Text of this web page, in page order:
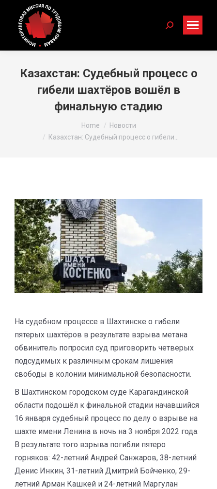
Search:
Казахстан: Судебный процесс о
гибели шахтёров вошёл в
финальную стадию
Home
Новости
Казахстан: Судебный процесс о гибели…
На судебном процессе в Шахтинске о гибели
пятерых шахтёров в результате взрыва метана
обвинитель попросил суд приговорить четверых
подсудимых к различным срокам лишения
свободы в колонии минимальной безопасности.
В Шахтинском городском суде Карагандинской
области подошёл к финальной стадии начавшийся
16 января судебный процесс по делу о взрыве на
шахте имени Ленина в ночь на 3 ноября 2022 года.
В результате того взрыва погибли пятеро
горняков: 42-летний Андрей Санжаров, 38-летний
Денис Инкин, 31-летний Дмитрий Бойченко, 29-
летний Арман Кашкей и 24-летний Маргулан